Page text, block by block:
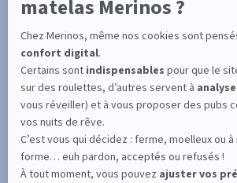
SUIVEZ L'ACTUALITÉ DE
Entrez votre adresse email